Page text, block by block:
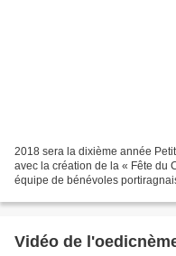
2018 sera la dixième année
avec la création de la « Fête du
équipe de bénévoles
Vidéo de